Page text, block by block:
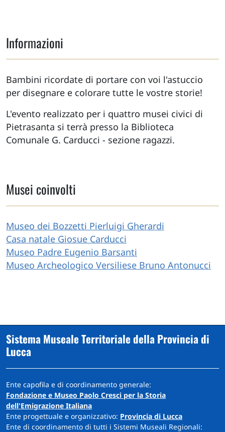
Informazioni
Bambini ricordate di portare con voi l'astuccio
per disegnare e colorare tutte le vostre storie!
L'evento realizzato per i quattro musei civici di
Pietrasanta si terrà presso la Biblioteca
Comunale G. Carducci - sezione ragazzi.
Musei coinvolti
Museo dei Bozzetti Pierluigi Gherardi
Casa natale Giosue Carducci
Museo Padre Eugenio Barsanti
Museo Archeologico Versiliese Bruno Antonucci
Sistema Museale Territoriale della Provincia di
Lucca
Ente capofila e di coordinamento generale:
Fondazione e Museo Paolo Cresci per la Storia
dell'Emigrazione Italiana
Ente progettuale e organizzativo: Provincia di Lucca
Ente di coordinamento di tutti i Sistemi Museali Regionali: